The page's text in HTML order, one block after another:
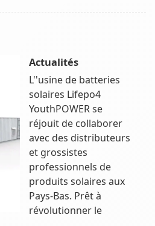
Actualités
L''usine de batteries
solaires Lifepo4
YouthPOWER se
réjouit de collaborer
avec des distributeurs
et grossistes
professionnels de
produits solaires aux
Pays-Bas. Prêt à
révolutionner le